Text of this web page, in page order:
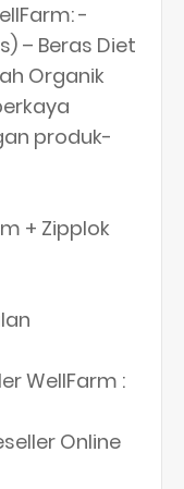
-
– Beras Diet
Organik
produk-
+ Zipplok
WellFarm :
Online